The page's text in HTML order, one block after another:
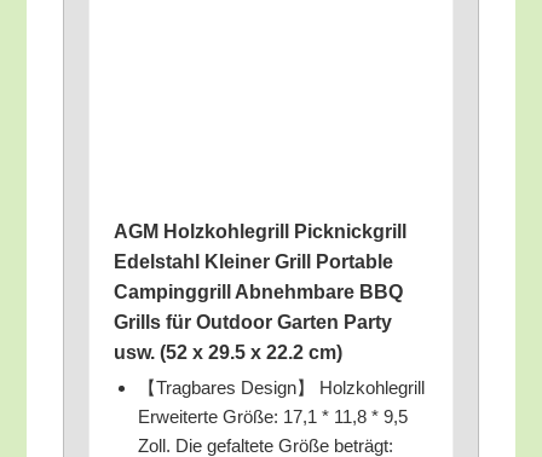
AGM Holz­koh­le­grill Pick­nick­grill
Edel­stahl Klei­ner Grill Por­ta­ble
Cam­ping­grill Abnehm­ba­re BBQ
Grills für Out­door Gar­ten Par­ty
usw. (52 x 29.5 x 22.2 cm)
【Trag­ba­res Design】 Holz­koh­le­grill
Erwei­ter­te Grö­ße: 17,1 * 11,8 * 9,5
Zoll. Die gefal­te­te Grö­ße beträgt: